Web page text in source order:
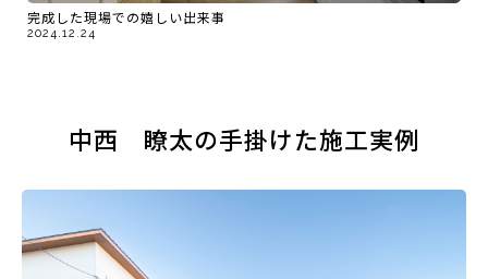
完成した現場での嬉しい出来事
2024.12.24
中西 瞭太の手掛けた施工実例